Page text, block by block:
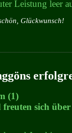
Leistung leer
Glückwunsch!
(1)
sich über